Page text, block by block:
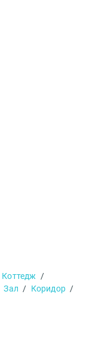
Коттедж
/
Зал / Коридор /